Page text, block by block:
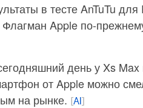
в тесте AnTuTu для
Apple по-
день у Xs Max
от Apple можно
на рынке.
AI